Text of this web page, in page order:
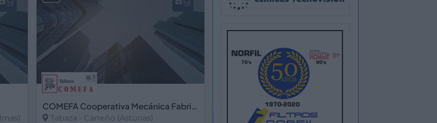
COMEFA Cooperativa Mecánica Fabricados S. Coop. Astur
Tabaza - Carreño (Asturias)